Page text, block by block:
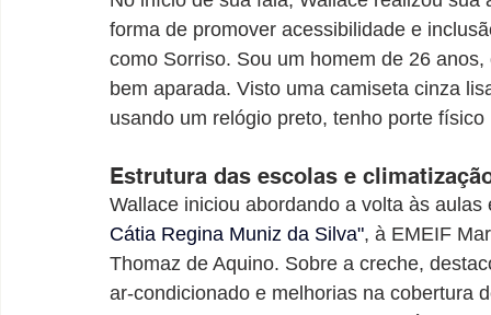
forma de promover acessibilidade e
como Sorriso. Sou um homem de 26
bem aparada. Visto uma camiseta cinza
usando um relógio preto, tenho porte
Estrutura das escolas e
Wallace iniciou abordando a volta às
Cátia Regina Muniz da Silva", à EMEIF
Thomaz de Aquino. Sobre a creche,
ar-condicionado e melhorias na cobertura